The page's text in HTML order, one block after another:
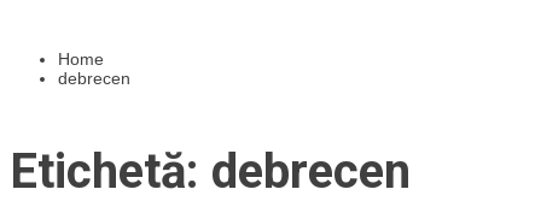
Home
debrecen
Etichetă: debrecen